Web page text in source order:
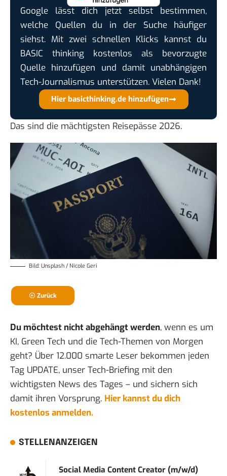
Google lässt dich jetzt selbst bestimmen,
welche Quellen du in der Suche häufiger
siehst. Mit zwei schnellen Klicks kannst du
BASIC thinking kostenlos als bevorzugte
Quelle hinzufügen und damit unabhängigen
Tech-Journalismus unterstützen. Vielen Dank!
Hier basicthinking.de hinzufügen
Das sind die mächtigsten Reisepässe 2026.
Bild: Unsplash / Nicole Geri
Zurück
Du möchtest nicht abgehängt werden, wenn es um
KI, Green Tech und die Tech-Themen von Morgen
geht? Über 12.000 smarte Leser bekommen jeden
Tag UPDATE, unser Tech-Briefing mit den
wichtigsten News des Tages – und sichern sich
damit ihren Vorsprung. Hier kannst du dich
kostenlos anmelden.
STELLENANZEIGEN
Social Media Content Creator (m/w/d)